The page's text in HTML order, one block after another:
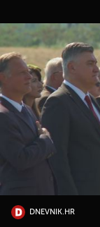
DNEVNIK.HR